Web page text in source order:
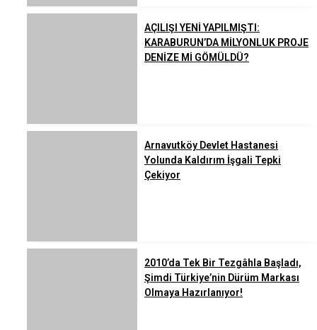
AÇILIŞI YENİ YAPILMIŞTI:
KARABURUN’DA MİLYONLUK PROJE
DENİZE Mİ GÖMÜLDÜ?
Arnavutköy Devlet Hastanesi
Yolunda Kaldırım İşgali Tepki
Çekiyor
2010’da Tek Bir Tezgâhla Başladı,
Şimdi Türkiye’nin Dürüm Markası
Olmaya Hazırlanıyor!